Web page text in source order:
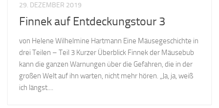
29. DEZEMBER 2019
Finnek auf Entdeckungstour 3
von Helene Wilhelmine Hartmann Eine Mäusegeschichte in
drei Teilen – Teil 3 Kurzer Überblick Finnek der Mäusebub
kann die ganzen Warnungen über die Gefahren, die in der
großen Welt auf ihn warten, nicht mehr hören. „Ja, ja, weiß
ich längst....